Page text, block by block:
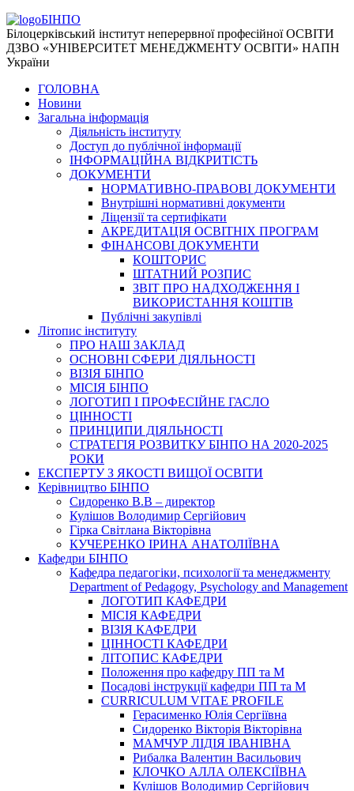
БІНПО
Білоцерківський інститут неперервної професійної ОСВІТИ
ДЗВО «УНІВЕРСИТЕТ МЕНЕДЖМЕНТУ ОСВІТИ» НАПН
України
ГОЛОВНА
Новини
Загальна інформація
Діяльність інституту
Доступ до публічної інформації
ІНФОРМАЦІЙНА ВІДКРИТІСТЬ
ДОКУМЕНТИ
НОРМАТИВНО-ПРАВОВІ ДОКУМЕНТИ
Внутрішні нормативні документи
Ліцензії та сертифікати
АКРЕДИТАЦІЯ ОСВІТНІХ ПРОГРАМ
ФІНАНСОВІ ДОКУМЕНТИ
КОШТОРИС
ШТАТНИЙ РОЗПИС
ЗВІТ ПРО НАДХОДЖЕННЯ І
ВИКОРИСТАННЯ КОШТІВ
Публічні закупівлі
Літопис інституту
ПРО НАШ ЗАКЛАД
ОСНОВНІ СФЕРИ ДІЯЛЬНОСТІ
ВІЗІЯ БІНПО
МІСІЯ БІНПО
ЛОГОТИП І ПРОФЕСІЙНЕ ГАСЛО
ЦІННОСТІ
ПРИНЦИПИ ДІЯЛЬНОСТІ
СТРАТЕГІЯ РОЗВИТКУ БІНПО НА 2020-2025
РОКИ
ЕКСПЕРТУ З ЯКОСТІ ВИЩОЇ ОСВІТИ
Керівництво БІНПО
Сидоренко В.В – директор
Кулішов Володимир Сергійович
Гірка Світлана Вікторівна
КУЧЕРЕНКО ІРИНА АНАТОЛІЇВНА
Кафедри БІНПО
Кафедра педагогіки, психології та менеджменту
Department of Pedagogy, Psychology and Management
ЛОГОТИП КАФЕДРИ
МІСІЯ КАФЕДРИ
ВІЗІЯ КАФЕДРИ
ЦІННОСТІ КАФЕДРИ
ЛІТОПИС КАФЕДРИ
Положення про кафедру ПП та М
Посадові інструкції кафедри ПП та М
CURRICULUM VITAE PROFILE
Герасименко Юлія Сергіївна
Сидоренко Вікторія Вікторівна
МАМЧУР ЛІДІЯ ІВАНІВНА
Рибалка Валентин Васильович
КЛОЧКО АЛЛА ОЛЕКСІЇВНА
Кулішов Володимир Сергійович